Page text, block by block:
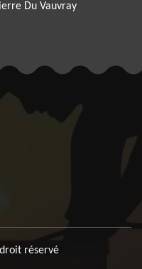
Du Vauvray
réservé